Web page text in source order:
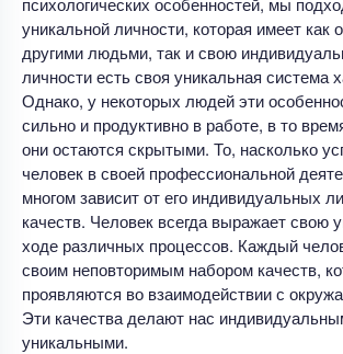
уникальной личности, которая имеет как
другими людьми, так и свою
личности есть своя уникальная система
Однако, у некоторых людей эти
сильно и продуктивно в работе, в то
они остаются скрытыми. То, насколько
человек в своей профессиональной
многом зависит от его индивидуальных
качеств. Человек всегда выражает свою
ходе различных процессов. Каждый
своим неповторимым набором качеств,
проявляются во взаимодействии с
Эти качества делают нас
уникальными.